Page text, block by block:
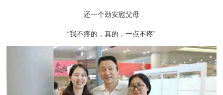
还一个劲安慰父母
“我不疼的，真的，一点不疼”